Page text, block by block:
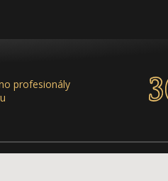
profesionály